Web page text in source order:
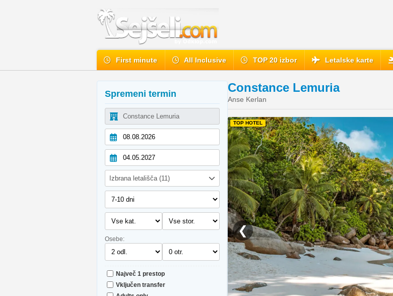
First minute All Inclusive TOP 20 izbor Letalske karte
Spremeni termin
Izbrana letališča (11)
Osebe:
Največ 1 prestop
Vključen transfer
Constance Lemuria
Anse Kerlan
❮
TOP HOTEL